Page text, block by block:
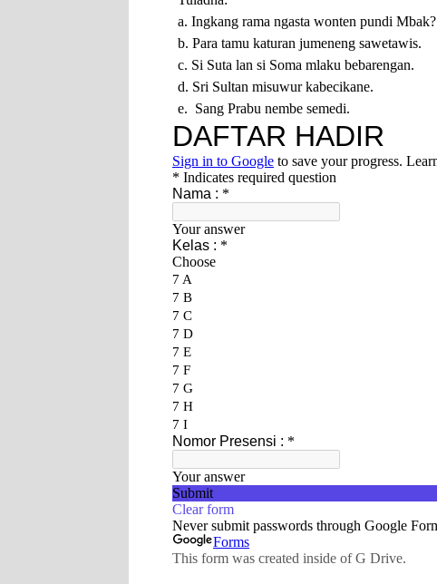
a. Ingkang rama ngasta wonten pundi Mbak?
b. Para tamu katuran jumeneng sawetawis.
c. Si Suta lan si Soma mlaku bebarengan.
d. Sri Sultan misuwur kabecikane.
e. Sang Prabu nembe semedi.